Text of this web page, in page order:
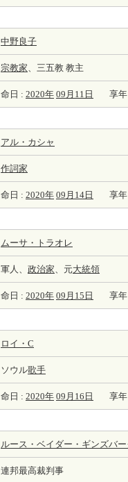
中野良子
宗教家、三五教 教主
命日 : 2020年 09月11日 享
アル・カシャ
作詞家
命日 : 2020年 09月14日 享
ムーサ・トラオレ
軍人、 政治家、元大統領
命日 : 2020年 09月15日 享
ロイ・C
ソウル歌手
命日 : 2020年 09月16日 享
ルース・ベイダー・ギンズバ
連邦最高裁判事